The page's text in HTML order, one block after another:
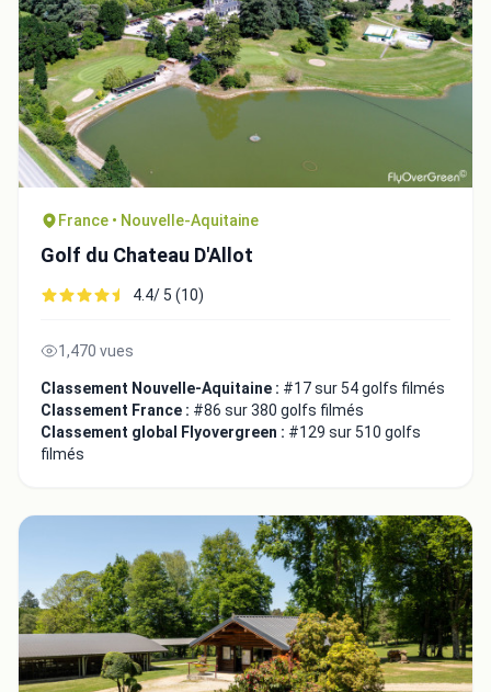
France • Nouvelle-Aquitaine
Golf du Chateau D'Allot
4.4/ 5 (10)
1,470 vues
Classement Nouvelle-Aquitaine : #17 sur 54 golfs filmés
Classement France : #86 sur 380 golfs filmés
Classement global Flyovergreen : #129 sur 510 golfs
filmés